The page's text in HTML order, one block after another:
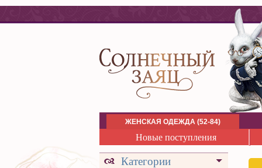
ЖЕНСКАЯ ОДЕЖДА (52-84)
Новые поступления
Категории